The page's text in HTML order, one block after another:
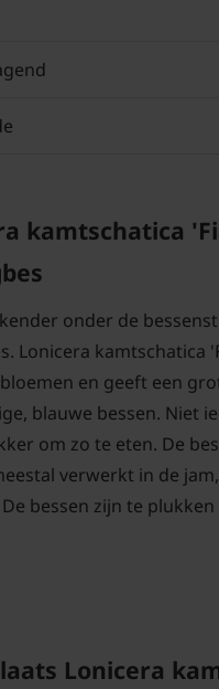
kamtschatica
onder de
Lonicera kamtschatica
en geeft een
blauwe bessen. Niet
om zo te eten. De
verwerkt in de
bessen zijn te
Lonicera